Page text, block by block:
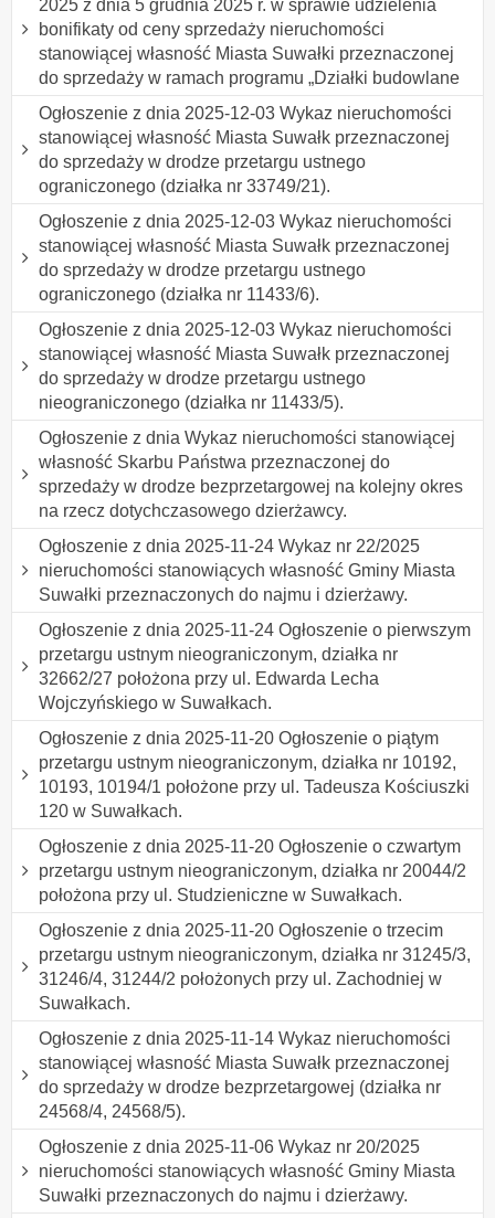
2025 z dnia 5 grudnia 2025 r. w sprawie udzielenia
bonifikaty od ceny sprzedaży nieruchomości
stanowiącej własność Miasta Suwałki przeznaczonej
do sprzedaży w ramach programu „Działki budowlane
Ogłoszenie z dnia 2025-12-03 Wykaz nieruchomości
stanowiącej własność Miasta Suwałk przeznaczonej
do sprzedaży w drodze przetargu ustnego
ograniczonego (działka nr 33749/21).
Ogłoszenie z dnia 2025-12-03 Wykaz nieruchomości
stanowiącej własność Miasta Suwałk przeznaczonej
do sprzedaży w drodze przetargu ustnego
ograniczonego (działka nr 11433/6).
Ogłoszenie z dnia 2025-12-03 Wykaz nieruchomości
stanowiącej własność Miasta Suwałk przeznaczonej
do sprzedaży w drodze przetargu ustnego
nieograniczonego (działka nr 11433/5).
Ogłoszenie z dnia Wykaz nieruchomości stanowiącej
własność Skarbu Państwa przeznaczonej do
sprzedaży w drodze bezprzetargowej na kolejny okres
na rzecz dotychczasowego dzierżawcy.
Ogłoszenie z dnia 2025-11-24 Wykaz nr 22/2025
nieruchomości stanowiących własność Gminy Miasta
Suwałki przeznaczonych do najmu i dzierżawy.
Ogłoszenie z dnia 2025-11-24 Ogłoszenie o pierwszym
przetargu ustnym nieograniczonym, działka nr
32662/27 położona przy ul. Edwarda Lecha
Wojczyńskiego w Suwałkach.
Ogłoszenie z dnia 2025-11-20 Ogłoszenie o piątym
przetargu ustnym nieograniczonym, działka nr 10192,
10193, 10194/1 położone przy ul. Tadeusza Kościuszki
120 w Suwałkach.
Ogłoszenie z dnia 2025-11-20 Ogłoszenie o czwartym
przetargu ustnym nieograniczonym, działka nr 20044/2
położona przy ul. Studzieniczne w Suwałkach.
Ogłoszenie z dnia 2025-11-20 Ogłoszenie o trzecim
przetargu ustnym nieograniczonym, działka nr 31245/3,
31246/4, 31244/2 położonych przy ul. Zachodniej w
Suwałkach.
Ogłoszenie z dnia 2025-11-14 Wykaz nieruchomości
stanowiącej własność Miasta Suwałk przeznaczonej
do sprzedaży w drodze bezprzetargowej (działka nr
24568/4, 24568/5).
Ogłoszenie z dnia 2025-11-06 Wykaz nr 20/2025
nieruchomości stanowiących własność Gminy Miasta
Suwałki przeznaczonych do najmu i dzierżawy.